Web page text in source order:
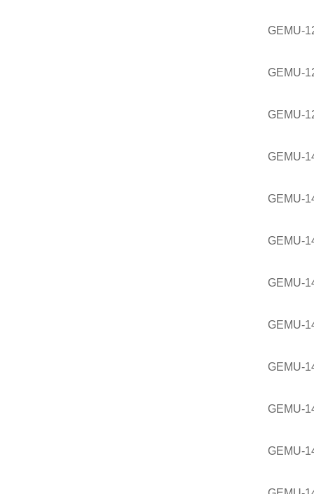
GEMU-
GEMU-
GEMU-
GEMU-
GEMU-
GEMU-
GEMU-
GEMU-
GEMU-
GEMU-
GEMU-